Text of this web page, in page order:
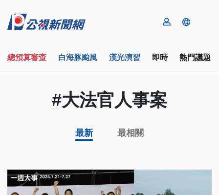
總預算審查 白海豚颱風 漢光演習 即時 熱門議題
#大法官人事案
最新 最相關